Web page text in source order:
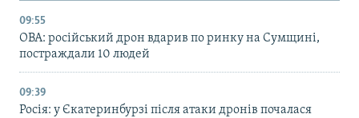
09:55
ОВА: російський дрон вдарив по ринку на Сумщині,
постраждали 10 людей
09:39
Росія: у Єкатеринбурзі після атаки дронів почалася